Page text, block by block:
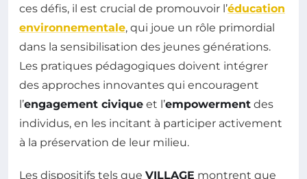
ces défis, il est crucial de promouvoir l’éducation
environnementale, qui joue un rôle primordial
dans la sensibilisation des jeunes générations.
Les pratiques pédagogiques doivent intégrer
des approches innovantes qui encouragent
l’engagement civique et l’empowerment des
individus, en les incitant à participer activement
à la préservation de leur milieu.
Les dispositifs tels que VILLAGE montrent que